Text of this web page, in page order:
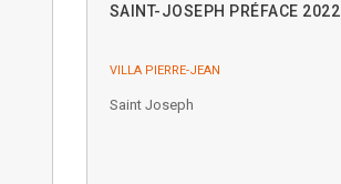
SAINT-JOSEPH PRÉFACE 2022
VILLA PIERRE-JEAN
Saint Joseph